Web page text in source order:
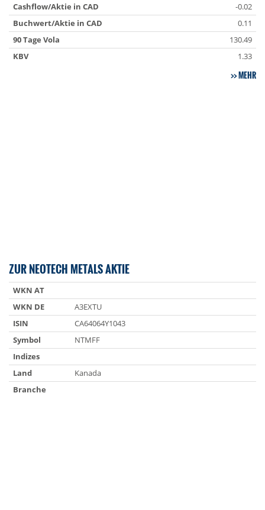
Cashflow/Aktie in CAD
-0.02
Buchwert/Aktie in CAD
0.11
90 Tage Vola
130.49
KBV
1.33
MEHR
ZUR NEOTECH METALS AKTIE
WKN AT
WKN DE
A3EXTU
ISIN
CA64064Y1043
Symbol
NTMFF
Indizes
Land
Kanada
Branche